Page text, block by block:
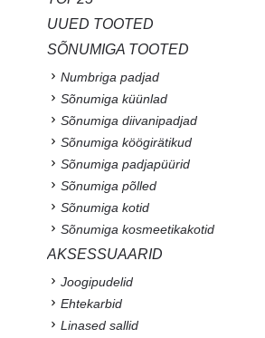
UUED TOOTED
SÕNUMIGA TOOTED
Numbriga padjad
Sõnumiga küünlad
Sõnumiga diivanipadjad
Sõnumiga köögirätikud
Sõnumiga padjapüürid
Sõnumiga põlled
Sõnumiga kotid
Sõnumiga kosmeetikakotid
AKSESSUAARID
Joogipudelid
Ehtekarbid
Linased sallid